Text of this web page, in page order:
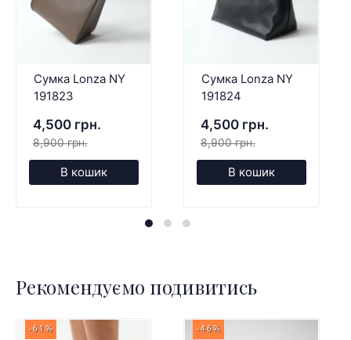
Сумка Lonza NY
191823
4,500 грн.
8,900 грн.
В кошик
Сумка Lonza NY
191824
4,500 грн.
8,900 грн.
В кошик
Рекомендуємо подивитись
-61% -46%